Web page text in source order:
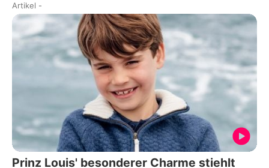
Artikel -
Prinz Louis' besonderer Charme stiehlt